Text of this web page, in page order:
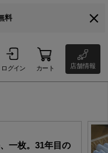
料
ログイン カート 店舗情報
一枚。31年目の